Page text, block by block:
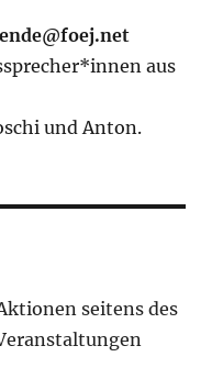
aus
und Anton.
seitens des